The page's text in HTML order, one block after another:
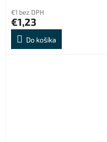
€1 bez DPH
€1,23
Do košíka